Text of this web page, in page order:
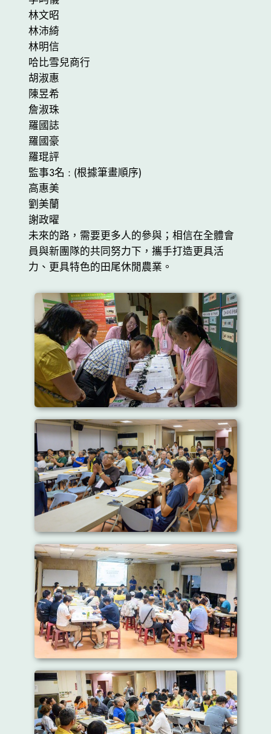
林文昭
林沛綺
林明信
哈比雪兒商行
胡淑惠
陳昱希
詹淑珠
羅國誌
羅國豪
羅琨評
監事3名 : (根據筆畫順序)
高惠美
劉美蘭
謝政曜
未來的路，需要更多人的參與；相信在全體會
員與新團隊的共同努力下，攜手打造更具活
力、更具特色的田尾休閒農業。